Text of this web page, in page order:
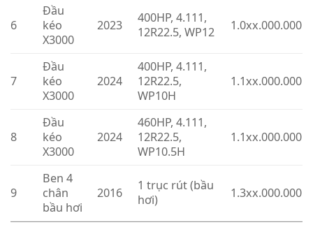
6
Đầu
kéo
X3000
2023
400HP, 4.111,
12R22.5, WP12
1.0xx.000.000
7
Đầu
kéo
X3000
2024
400HP, 4.111,
12R22.5,
WP10H
1.1xx.000.000
8
Đầu
kéo
X3000
2024
460HP, 4.111,
12R22.5,
WP10.5H
1.1xx.000.000
9
Ben 4
chân
bầu hơi
2016
1 trục rút (bầu
hơi)
1.3xx.000.000